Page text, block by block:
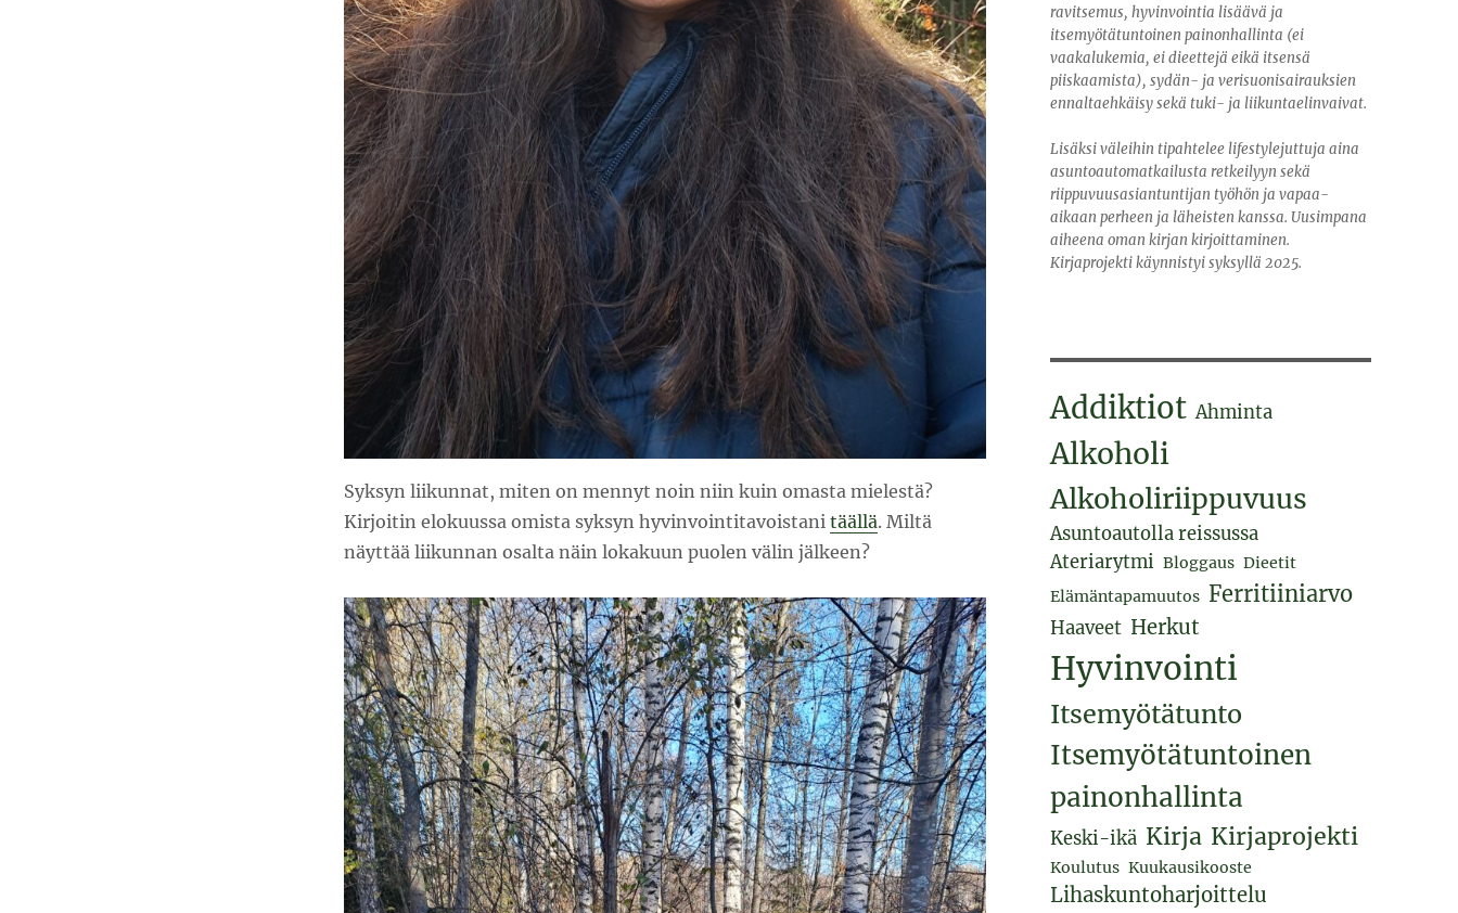
Syksyn liikunnat, miten on mennyt noin niin kuin omasta mielestä?
Kirjoitin elokuussa omista syksyn hyvinvointitavoistani täällä. Miltä
näyttää liikunnan osalta näin lokakuun puolen välin jälkeen?
ravitsemus, hyvinvointia lisäävä ja
itsemyötätuntoinen painonhallinta (ei
vaakalukemia, ei dieettejä eikä itsensä
piiskaamista), sydän- ja verisuonisairauksien
ennaltaehkäisy sekä tuki- ja liikuntaelinvaivat.
Lisäksi väleihin tipahtelee lifestylejuttuja aina
asuntoautomatkailusta retkeilyyn sekä
riippuvuusasiantuntijan työhön ja vapaa-
aikaan perheen ja läheisten kanssa. Uusimpana
aiheena oman kirjan kirjoittaminen.
Kirjaprojekti käynnistyi syksyllä 2025.
Addiktiot Ahminta
Alkoholi
Alkoholiriippuvuus
Asuntoautolla reissussa
Ateriarytmi Bloggaus Dieetit
Elämäntapamuutos Ferritiiniarvo
Haaveet Herkut
Hyvinvointi
Itsemyötätunto
Itsemyötätuntoinen
painonhallinta
Keski-ikä Kirja Kirjaprojekti
Koulutus Kuukausikooste
Lihaskuntoharjoittelu